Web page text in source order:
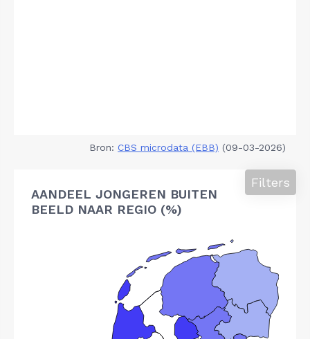
Bron: CBS microdata (EBB) (09-03-2026)
AANDEEL JONGEREN BUITEN
BEELD NAAR REGIO (%)
Filters